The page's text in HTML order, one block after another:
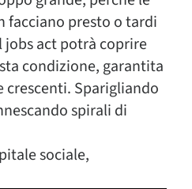
facciano presto o tardi
act potrà coprire
condizione, garantita
Sparigliando
spirali di
sociale,